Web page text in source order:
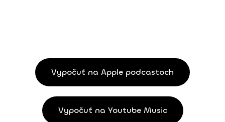
Vypočuť na Apple podcastoch
Vypočuť na Youtube Music